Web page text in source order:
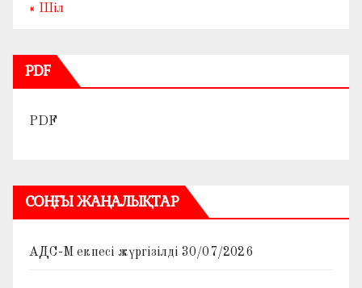
« Шіл
PDF
PDF
СОҢҒЫ ЖАҢАЛЫҚТАР
АДС-М екпесі жүргізілді 30/07/2026